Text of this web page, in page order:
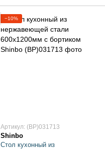
−10%
Артикул: (BP)031713
Shinbo
Стол кухонный из